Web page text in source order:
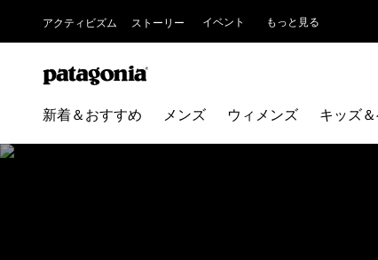
アクティビズム ストーリー イベント もっと見る
新着＆おすすめ メンズ ウィメンズ キッズ